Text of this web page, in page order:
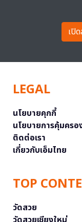
เปิ
LEGAL
นโยบายคุกกี้
นโยบายการคุ้มคร
ติดต่อเรา
เกี่ยวกับเอ็มไทย
TOP
วัดสวย